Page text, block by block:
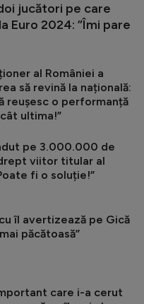
jucători pe care
Euro 2024: ”Îmi pare
al României a
să revină la națională:
reușesc o performanță
ultima!”
pe 3.000.000 de
viitor titular al
fi o soluție!”
îl avertizează pe Gică
păcătoasă”
care i-a cerut